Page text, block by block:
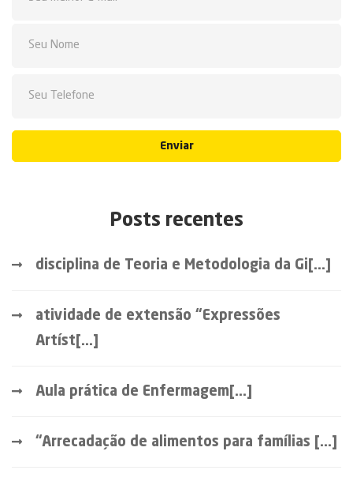
Enviar
Posts recentes
disciplina de Teoria e Metodologia da Gi[...]
atividade de extensão “Expressões
Artíst[...]
Aula prática de Enfermagem[...]
“Arrecadação de alimentos para famílias [...]